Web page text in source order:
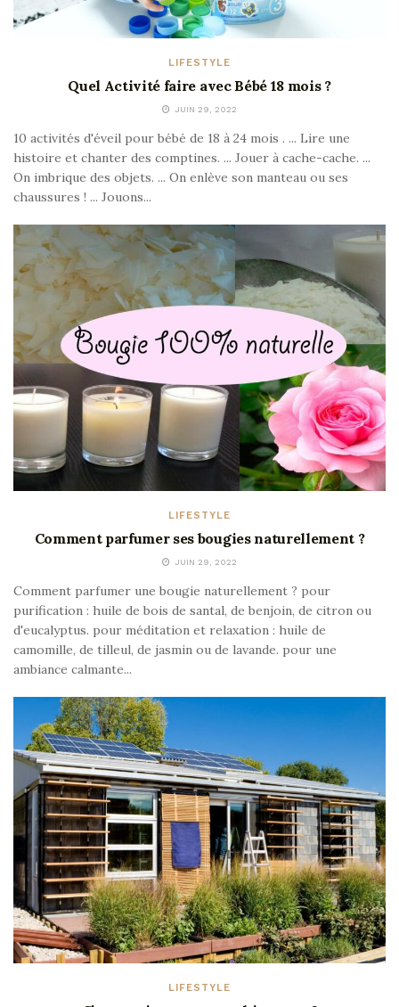
LIFESTYLE
Quel Activité faire avec Bébé 18 mois ?
JUIN 29, 2022
10 activités d'éveil pour bébé de 18 à 24 mois . ... Lire une
histoire et chanter des comptines. ... Jouer à cache-cache. ...
On imbrique des objets. ... On enlève son manteau ou ses
chaussures ! ... Jouons...
LIFESTYLE
Comment parfumer ses bougies naturellement ?
JUIN 29, 2022
Comment parfumer une bougie naturellement ? pour
purification : huile de bois de santal, de benjoin, de citron ou
d'eucalyptus. pour méditation et relaxation : huile de
camomille, de tilleul, de jasmin ou de lavande. pour une
ambiance calmante...
LIFESTYLE